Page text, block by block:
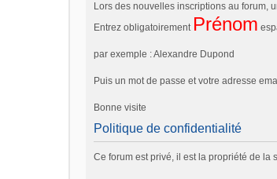
Lors des nouvelles inscriptions au forum,
Entrez obligatoirement Prénom
par exemple : Alexandre Dupond
Puis un mot de passe et votre adresse
Bonne visite
Politique de confidentialité
Ce forum est privé, il est la propriété de la